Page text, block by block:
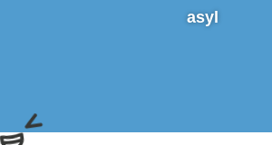
asyl